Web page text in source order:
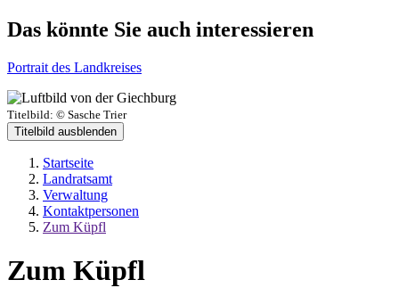
Das könnte Sie auch interessieren
Portrait des Landkreises
Titelbild: © Sasche Trier
Titelbild ausblenden
Startseite
Landratsamt
Verwaltung
Kontaktpersonen
Zum Küpfl
Zum Küpfl